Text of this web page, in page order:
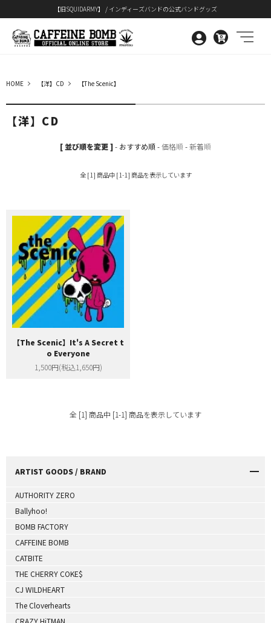
【旧SQUIDARMY】 / インディーズバンドの公式バンドグッズ
0
HOME 【洋】CD 【The Scenic】
【洋】CD
[ 並び順を変更 ]- おすすめ順-価格順 -新着順
全 [1] 商品中 [1-1] 商品を表示しています
【The Scenic】It's A Secret t
o Everyone
1,500円(税込1,650円)
全 [1] 商品中 [1-1] 商品を表示しています
ARTIST GOODS / BRAND
AUTHORITY ZERO
Ballyhoo!
BOMB FACTORY
CAFFEINE BOMB
CATBITE
THE CHERRY COKE$
CJ WILDHEART
The Cloverhearts